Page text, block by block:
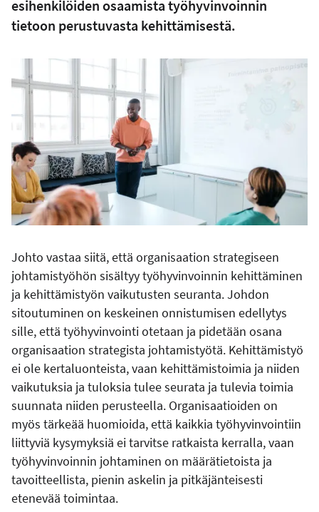
esihenkilöiden osaamista työhyvinvoinnin
tietoon perustuvasta kehittämisestä.
Johto vastaa siitä, että organisaation strategiseen
johtamistyöhön sisältyy työhyvinvoinnin kehittäminen
ja kehittämistyön vaikutusten seuranta. Johdon
sitoutuminen on keskeinen onnistumisen edellytys
sille, että työhyvinvointi otetaan ja pidetään osana
organisaation strategista johtamistyötä. Kehittämistyö
ei ole kertaluonteista, vaan kehittämistoimia ja niiden
vaikutuksia ja tuloksia tulee seurata ja tulevia toimia
suunnata niiden perusteella. Organisaatioiden on
myös tärkeää huomioida, että kaikkia työhyvinvointiin
liittyviä kysymyksiä ei tarvitse ratkaista kerralla, vaan
työhyvinvoinnin johtaminen on määrätietoista ja
tavoitteellista, pienin askelin ja pitkäjänteisesti
etenevää toimintaa.